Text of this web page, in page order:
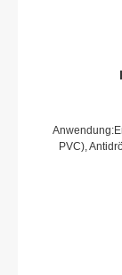
PVC),